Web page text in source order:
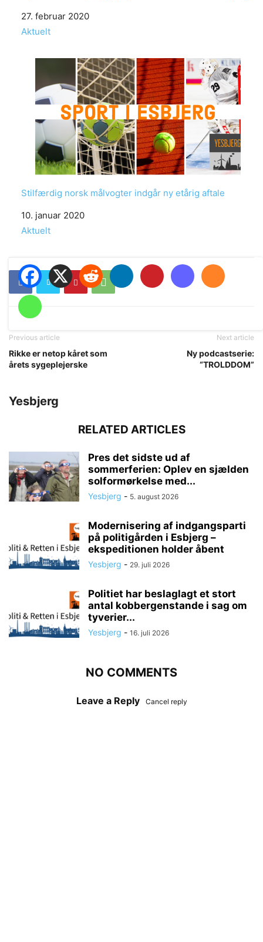
Date
27. februar 2020
In relation to
Aktuelt
Stilfærdig norsk målvogter indgår ny etårig aftale
Date
10. januar 2020
In relation to
Aktuelt
Previous article
Rikke er netop kåret som
årets sygeplejerske
Next article
Ny podcastserie:
“TROLDDOM”
Yesbjerg
RELATED ARTICLES
Pres det sidste ud af
sommerferien: Oplev en sjælden
solformørkelse med...
Yesbjerg - 5. august 2026
Modernisering af indgangsparti
på politigården i Esbjerg –
ekspeditionen holder åbent
Yesbjerg - 29. juli 2026
Politiet har beslaglagt et stort
antal kobbergenstande i sag om
tyverier...
Yesbjerg - 16. juli 2026
NO COMMENTS
Leave a Reply Cancel reply